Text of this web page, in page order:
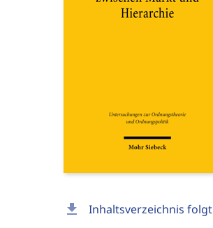
download Inhaltsverzeichnis folgt